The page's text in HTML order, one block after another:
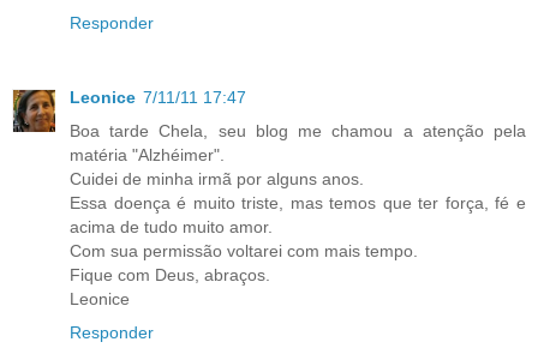
Responder
Leonice 7/11/11 17:47
Boa tarde Chela, seu blog me chamou a atenção pela
matéria "Alzhéimer".
Cuidei de minha irmã por alguns anos.
Essa doença é muito triste, mas temos que ter força, fé e
acima de tudo muito amor.
Com sua permissão voltarei com mais tempo.
Fique com Deus, abraços.
Leonice
Responder